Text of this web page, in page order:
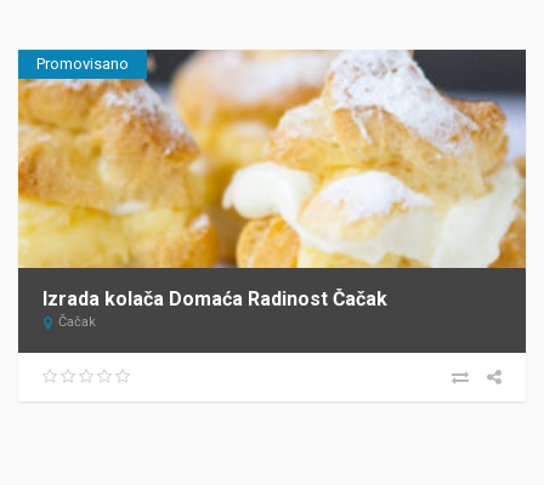
Promovisano
Izrada kolača Domaća Radinost Čačak
Čačak